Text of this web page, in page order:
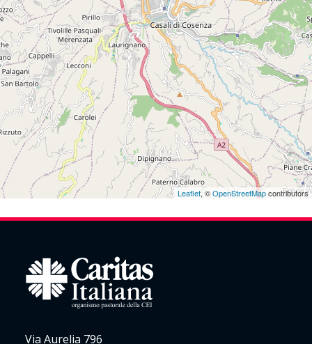
Leaflet, ©OpenStreetMapcontributors
Via Aurelia 796